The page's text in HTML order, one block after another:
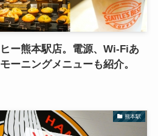
ー熊本駅店。電源、Wi-Fiあ
ーニングメニューも紹介。
熊本駅